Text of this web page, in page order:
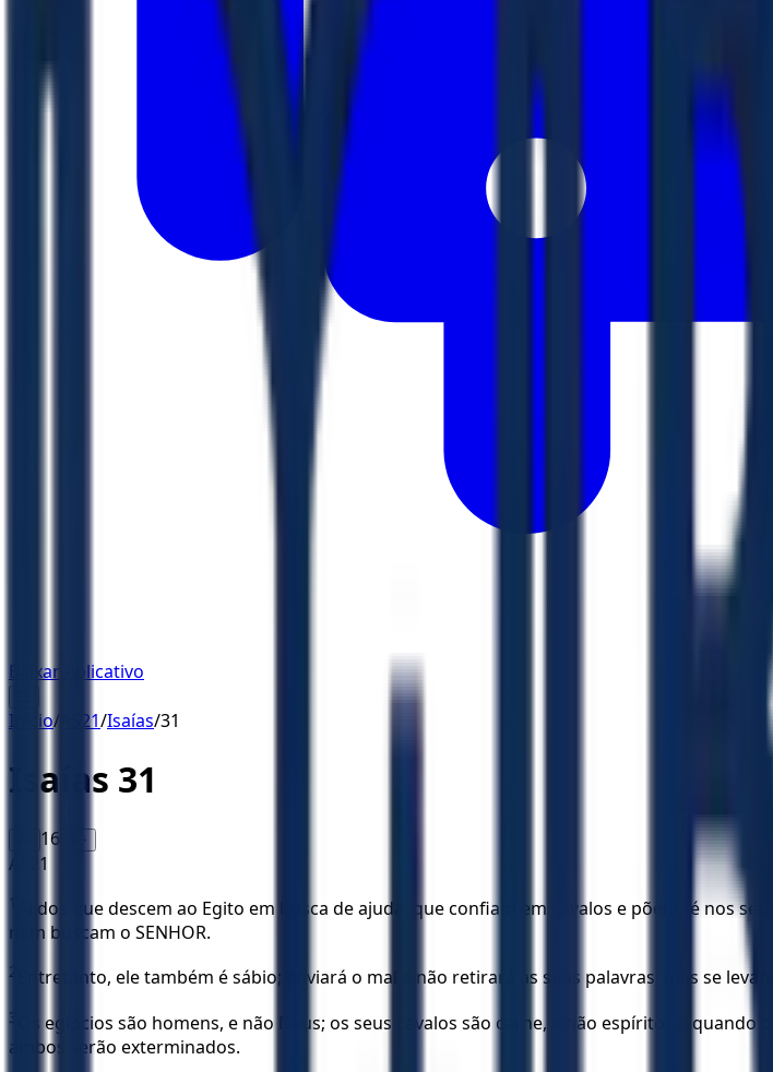
Baixar Aplicativo
Início/ AS21/Isaías/31
Isaías 31
16 A+
AS21
1
Ai dos que descem ao Egito em busca de ajuda, que confiam em cavalos e põem fé nos
nem buscam o SENHOR.
2 Entretanto, ele também é sábio; enviará o mal e não retirará as suas palavras, mas se
3
Os egípcios são homens, e não Deus; os seus cavalos são carne, e não espírito; e,
ambos serão exterminados.